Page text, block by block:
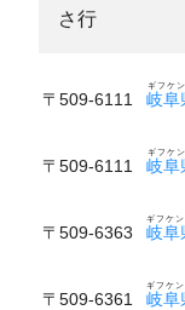
さ行
〒509-6111 岐阜
ギフケ
〒509-6111 岐阜
ギフケ
〒509-6363 岐阜
ギフケ
〒509-6361 岐阜
ギフケ